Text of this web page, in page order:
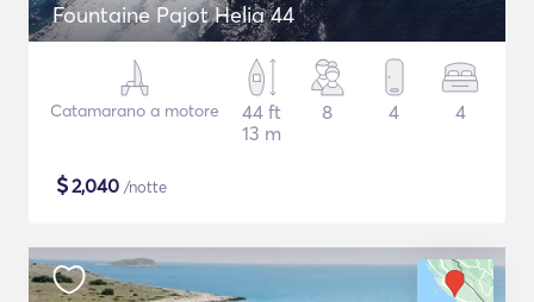
Fountaine Pajot Helia 44
Catamarano a motore
44 ft
13 m
8 4 4
$2,040 /notte